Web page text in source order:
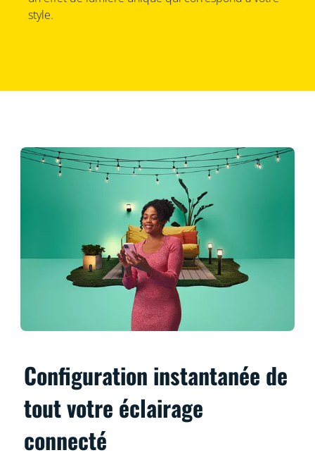
style.
Configuration instantanée de
tout votre éclairage
connecté